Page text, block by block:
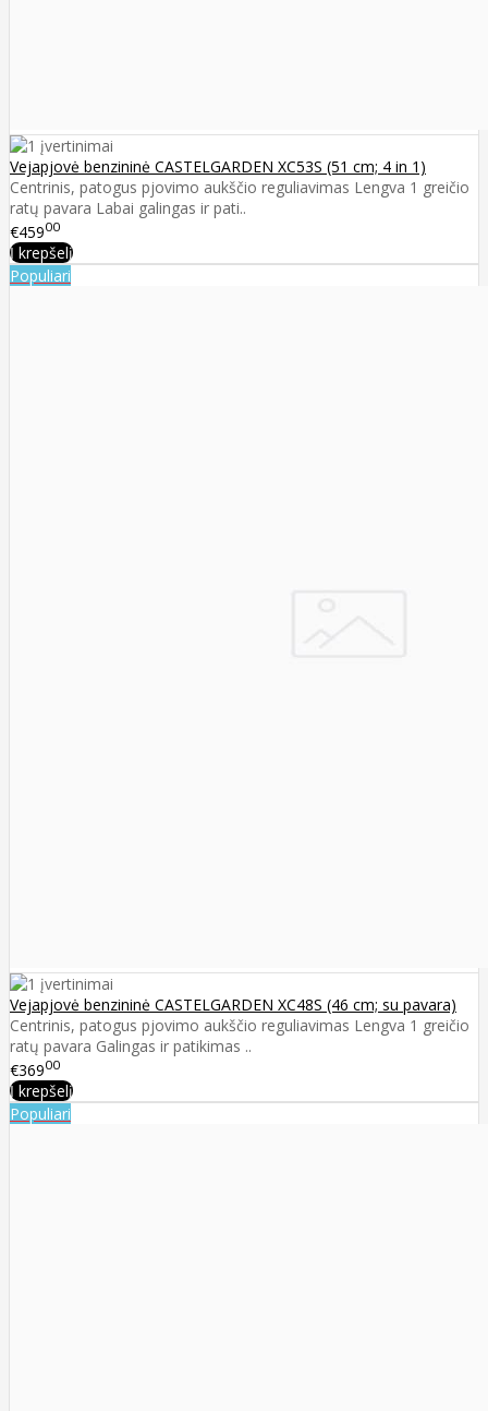
Vejapjovė benzininė CASTELGARDEN XC53S (51 cm; 4 in 1)
Centrinis, patogus pjovimo aukščio reguliavimas Lengva 1 greičio
ratų pavara Labai galingas ir pati..
€45900
Į krepšelį
Populiari
Vejapjovė benzininė CASTELGARDEN XC48S (46 cm; su pavara)
Centrinis, patogus pjovimo aukščio reguliavimas Lengva 1 greičio
ratų pavara Galingas ir patikimas ..
€36900
Į krepšelį
Populiari